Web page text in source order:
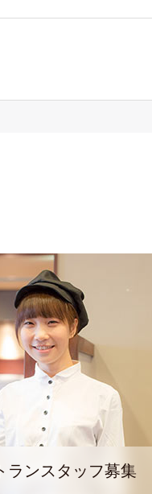
ランスタッフ募集